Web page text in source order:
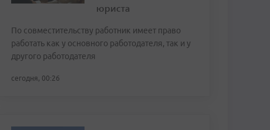
юриста
По совместительству работник имеет право
работать как у основного работодателя, так и у
другого работодателя
сегодня, 00:26